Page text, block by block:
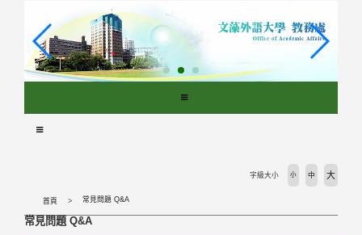
首頁 常見問題 Q&A
字級大小 小 中 大
常見問題 Q&A